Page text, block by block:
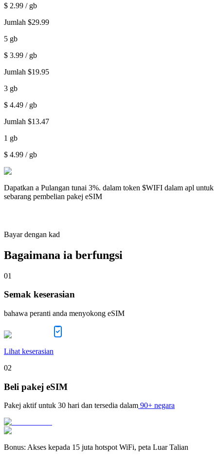
$ 2.99 / gb
Jumlah $29.99
5 gb
$ 3.99 / gb
Jumlah $19.95
3 gb
$ 4.49 / gb
Jumlah $13.47
1 gb
$ 4.99 / gb
Dapatkan a Pulangan tunai 3%. dalam token $WIFI dalam apl untuk
sebarang pembelian pakej eSIM
Bayar dengan kad
Bagaimana ia berfungsi
01
Semak keserasian
bahawa peranti anda menyokong eSIM
Lihat keserasian
02
Beli pakej eSIM
Pakej aktif untuk 30 hari dan tersedia dalam 90+ negara
Bonus: Akses kepada 15 juta hotspot WiFi, peta Luar Talian